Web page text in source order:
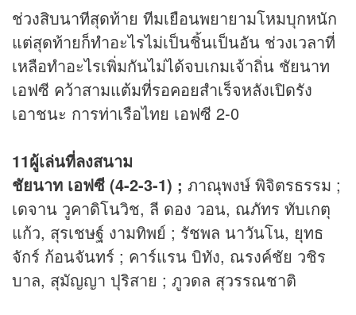
ช่วงสิบนาทีสุดท้าย ทีมเยือนพยายามโหมบุกหนัก
แต่สุดท้ายก็ทำอะไรไม่เป็นชิ้นเป็นอัน ช่วงเวลาที่
เหลือทำอะไรเพิ่มกันไม่ได้จบเกมเจ้าถิ่น ชัยนาท
เอฟซี คว้าสามแต้มที่รอคอยสำเร็จหลังเปิดรัง
เอาชนะ การท่าเรือไทย เอฟซี 2-0
11ผู้เล่นที่ลงสนาม
ชัยนาท เอฟซี (4-2-3-1) ; ภาณุพงษ์ พิจิตรธรรม ;
เดจาน วูคาดิโนวิช, ลี ดอง วอน, ณภัทร ทับเกตุ
แก้ว, สุรเชษฐ์ งามทิพย์ ; รัชพล นาวันโน, ยุทธ
จักร์ ก้อนจันทร์ ; คาร์แรน บิทัง, ณรงค์ชัย วชิร
บาล, สุมัญญา ปุริสาย ; ภูวดล สุวรรณชาติ